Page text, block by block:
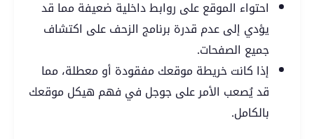
احتواء الموقع على روابط داخلية ضعيفة مما قد
يؤدي إلى عدم قدرة برنامج الزحف على اكتشاف
جميع الصفحات.
إذا كانت خريطة موقعك مفقودة أو معطلة، مما
قد يُصعب الأمر على جوجل في فهم هيكل موقعك
بالكامل.